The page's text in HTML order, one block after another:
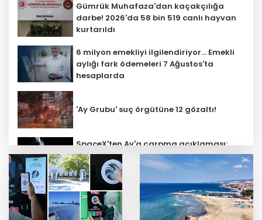
Gümrük Muhafaza'dan kaçakçılığa
darbe! 2026'da 58 bin 519 canlı hayvan
kurtarıldı
6 milyon emekliyi ilgilendiriyor... Emekli
aylığı fark ödemeleri 7 Ağustos'ta
hesaplarda
'Ay Grubu' suç örgütüne 12 gözaltı!
SpaceX'ten Ay'a çarpma açıklaması:
Sorumlu uzay operasyonları için
çalışıyoruz
Bozcaada mercan resifleri için koruma
seferberliği... 180 deniz canlısı türü kayıt
altına alındı